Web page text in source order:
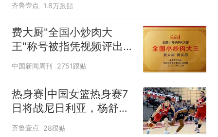
齐鲁壹点 1.8万跟贴
费大厨"全国小炒肉大
王"称号被指凭视频评出
官方回应
中国新闻周刊 2751跟贴
热身赛|中国女篮热身赛7
日将战尼日利亚，杨舒予
有望出战
齐鲁壹点 28跟贴